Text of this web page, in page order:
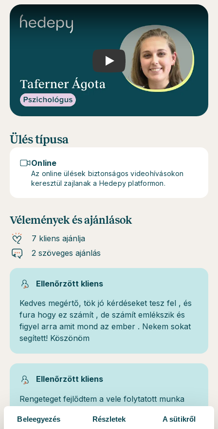
Beleegyezés Részletek A sütikről
Play
Ülés típusa
Online
Az online ülések biztonságos videohívásokon
keresztül zajlanak a Hedepy platformon.
Vélemények és ajánlások
7 kliens ajánlja
2 szöveges ajánlás
Ellenőrzött kliens
Kedves megértő, tök jó kérdéseket tesz fel , és
fura hogy ez számít , de számít emlékszik és
figyel arra amit mond az ember . Nekem sokat
segített! Köszönöm
Ellenőrzött kliens
Rengeteget fejlődtem a vele folytatott munka
benne azonnal, hatásos módon,még ha nem is